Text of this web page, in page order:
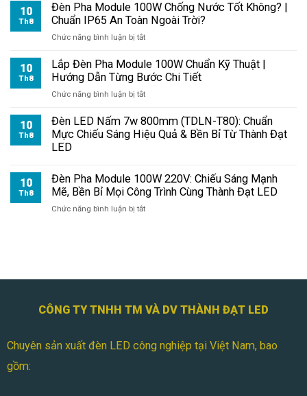
10
Th8
Đèn Pha Module 100W Chống Nước Tốt Không? |
Chuẩn IP65 An Toàn Ngoài Trời?
Chức năng bình luận bị tắtở
Pha
Module
Chống
Tốt
Không?
IP65
An
Toàn
Ngoài
10
Th8
Lắp Đèn Pha Module 100W Chuẩn Kỹ Thuật |
Hướng Dẫn Từng Bước Chi Tiết
Chức năng bình luận bị tắtở
Đèn
Pha
Module
Kỹ
Thuật
Tiết
10
Th8
Đèn LED Nấm 7w 800mm (TDLN-T80): Chuẩn
Mực Chiếu Sáng Hiệu Quả & Bền Bỉ Từ Thành Đạt
LED
10
Th8
Đèn Pha Module 100W 220V: Chiếu Sáng Mạnh
Mẽ, Bền Bỉ Mọi Công Trình Cùng Thành Đạt LED
Chức năng bình luận bị tắtở
Chiếu
Mạnh
Bỉ
CÔNG TY TNHH TM VÀ DV THÀNH ĐẠT LED
Chuyên sản xuất đèn LED công nghiệp tại Việt Nam, bao
gồm: